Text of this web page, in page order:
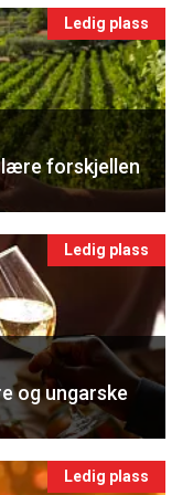
Ledig plass
lære forskjellen
Ledig plass
og ungarske
Ledig plass